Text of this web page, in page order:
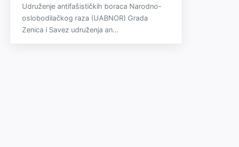
Udruženje antifašističkih boraca Narodno-
oslobodilačkog raza (UABNOR) Grada
Zenica i Savez udruženja an...